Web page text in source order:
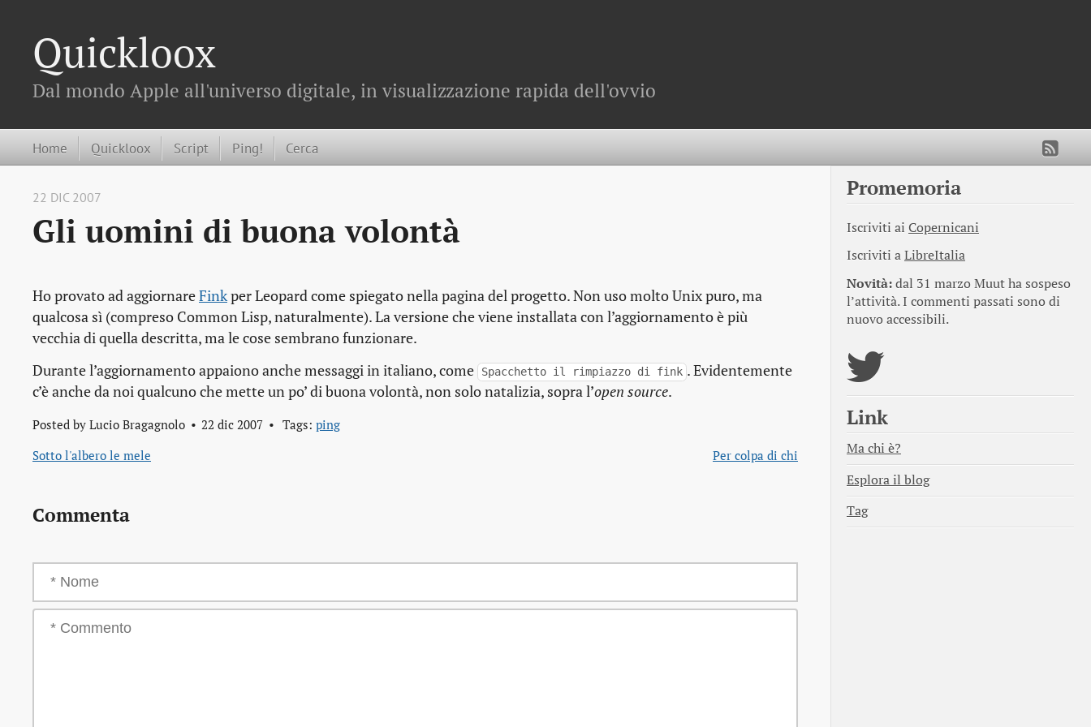
Quickloox
Dal mondo Apple all'universo digitale, in visualizzazione rapida dell'ovvio
Home Quickloox Script Ping! Cerca
22 DIC 2007
Gli uomini di buona volontà
Ho provato ad aggiornareFinkper Leopard come spiegato nella pagina del progetto. Non uso molto Unix puro, ma
qualcosa sì (compreso Common Lisp, naturalmente). La versione che viene installata con l’aggiornamento è più
vecchia di quella descritta, ma le cose sembrano funzionare.
Durante l’aggiornamento appaiono anche messaggi in italiano, come
Spacchetto il rimpiazzo di fink . Evidentemente
c’è anche da noi qualcuno che mette un po’ di buona volontà, non solo natalizia, sopra l’open source.
Posted by Lucio Bragagnolo 22 dic 2007 Tags: ping
Sotto l'albero le mele
Per colpa di chi
Commenta
Promemoria
Iscriviti ai Copernicani
Iscriviti aLibreItalia
Novità:dal 31 marzo Muut ha sospeso
l’attività. I commenti passati sono di
nuovo accessibili.
Link
Ma chi è?
Esplora il blog
Tag